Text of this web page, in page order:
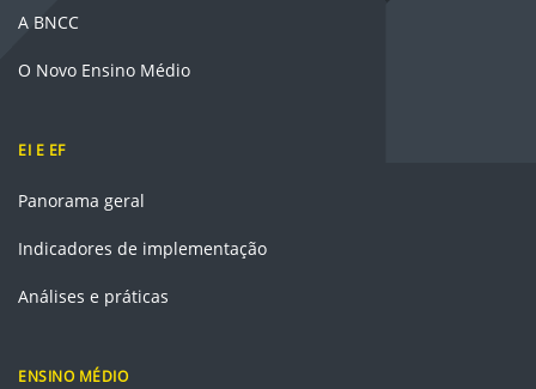
A BNCC
O Novo Ensino Médio
EI E EF
Panorama geral
Indicadores de implementação
Análises e práticas
ENSINO MÉDIO